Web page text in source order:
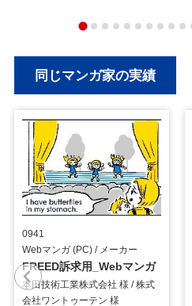
同じマンガ家の実績
0941
Webマンガ (PC) / メーカー
FREED訴求用_Webマンガ
本田技術工業株式会社 様 / 株式
会社ワントゥーテン 様